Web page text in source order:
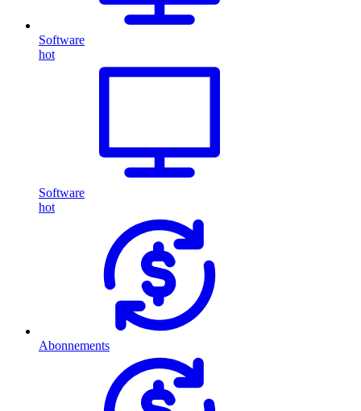
Software
hot
Software
hot
Abonnements